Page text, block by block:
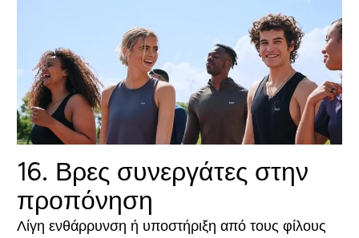
16. Βρες συνεργάτες στην
προπόνηση
Λίγη ενθάρρυνση ή υποστήριξη από τους φίλους